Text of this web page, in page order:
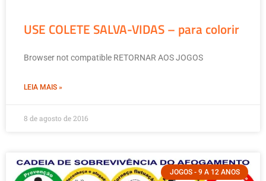
USE COLETE SALVA-VIDAS – para colorir
Browser not compatible RETORNAR AOS JOGOS
LEIA MAIS »
8 de agosto de 2016
JOGOS - 9 A 12 ANOS